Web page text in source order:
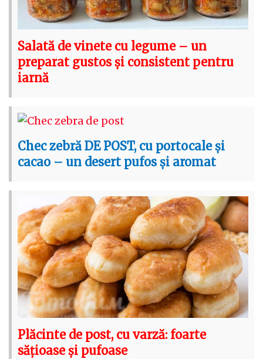
Salată de vinete cu legume – un
preparat gustos și consistent pentru
iarnă
Chec zebră DE POST, cu portocale și
cacao – un desert pufos și aromat
Plăcinte de post, cu varză: foarte
sățioase și pufoase